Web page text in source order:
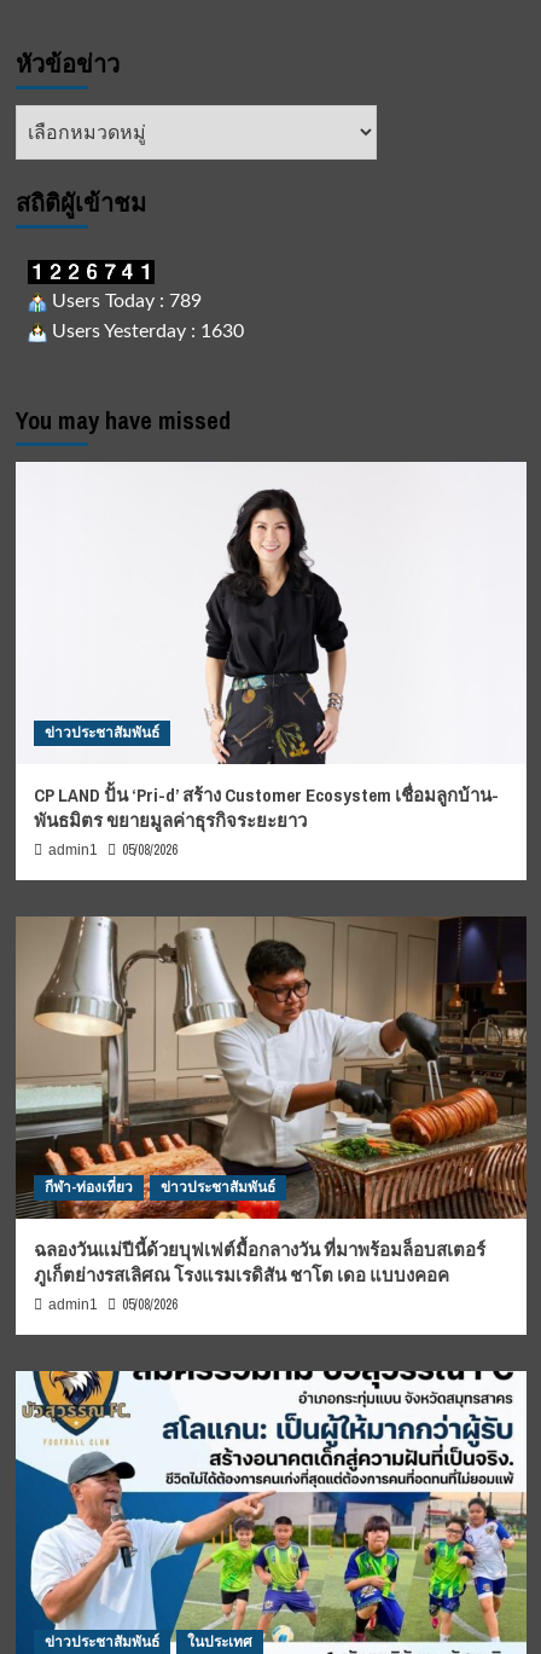
หัวข้อข่าว
หัวข้อ
สถิติผูัเข้าชม
Users Today : 789
Users Yesterday : 1630
You may have missed
ข่าวประชาสัมพันธ์
CP LAND ปั้น ‘Pri-d’ สร้าง Customer Ecosystem เชื่อมลูกบ้าน-
พันธมิตร ขยายมูลค่าธุรกิจระยะยาว
admin1 05/08/2026
กีฬา-ท่องเที่ยว ข่าวประชาสัมพันธ์
ฉลองวันแม่ปีนี้ด้วยบุฟเฟต์มื้อกลางวัน ที่มาพร้อมล็อบสเตอร์
ภูเก็ตย่างรสเลิศณ โรงแรมเรดิสัน ชาโต เดอ แบบงคอค
admin1 05/08/2026
ข่าวประชาสัมพันธ์ ในประเทศ